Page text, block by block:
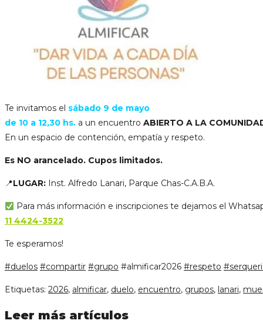
Te invitamos el sábado 9 de mayo
de 10 a 12,30 hs. a un encuentro ABIERTO A LA
En un espacio de contención, empatía y respeto.
Es NO arancelado. Cupos limitados.
📍LUGAR: Inst. Alfredo Lanari, Parque Chas-C.A.B.A.
Para más información e inscripciones te dejamos el
11 4424-3522
Te esperamos!
#duelos #compartir #grupo #almificar2026 #respeto
Etiquetas: 2026, almificar, duelo, encuentro, grupos, lanari,
Leer más artículos